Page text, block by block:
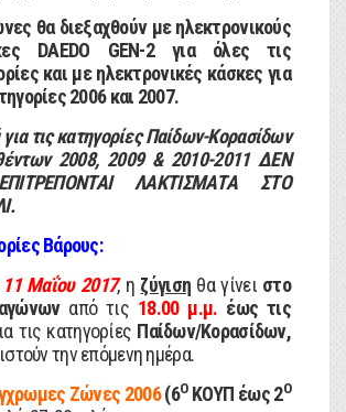
θα διεξαχθούν με ηλεκτρονικούς
DAEDO GEN-2 για όλες τις
και με ηλεκτρονικές κάσκες για
2006 και 2007.
για τις κατηγορίες Παίδων-Κορασίδων
2008, 2009 & 2010-2011 ΔΕΝ
ΛΑΚΤΙΣΜΑΤΑ ΣΤΟ
Βάρους:
Μαΐου 2017, η ζύγιση θα γίνει στο
από τις 18.00 μ.μ. έως τις
τις κατηγορίες Παίδων/Κορασίδων,
την επόμενη ημέρα.
Ζώνες 2006(6ΟΚΟΥΠ έως 2Ο